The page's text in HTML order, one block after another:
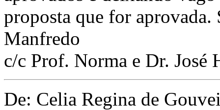
proposta que for aprovada.
Manfredo
c/c Prof. Norma e Dr. José
De: Celia Regina de